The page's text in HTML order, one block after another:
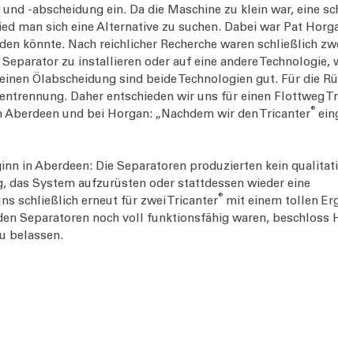
‑abscheidung ein. Da die Maschine zu klein war, eine
man sich eine Alternative zu suchen. Dabei war Pat
könnte. Nach reichlicher Recherche waren schließlich
zu installieren oder auf eine andere Technologie,
Ölabscheidung sind beide Technologien gut. Für die
Daher entschieden wir uns für einen Flottweg
und bei Horgan: „Nachdem wir den Tricanter®
in Aberdeen: Die Separatoren produzierten kein
das System aufzurüsten oder stattdessen wieder eine
schließlich erneut für zwei Tricanter® mit einem tollen
Separatoren noch voll funktionsfähig waren, beschloss
belassen.